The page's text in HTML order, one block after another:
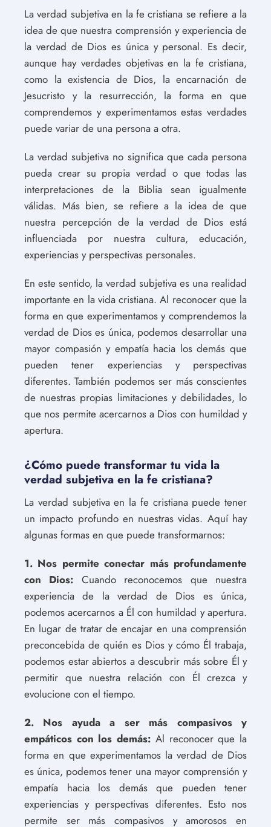
La verdad subjetiva en la fe cristiana se refiere a la
idea de que nuestra comprensión y experiencia de
la verdad de Dios es única y personal. Es decir,
aunque hay verdades objetivas en la fe cristiana,
como la existencia de Dios, la encarnación de
Jesucristo y la resurrección, la forma en que
comprendemos y experimentamos estas verdades
puede variar de una persona a otra.
La verdad subjetiva no significa que cada persona
pueda crear su propia verdad o que todas las
interpretaciones de la Biblia sean igualmente
válidas. Más bien, se refiere a la idea de que
nuestra percepción de la verdad de Dios está
influenciada por nuestra cultura, educación,
experiencias y perspectivas personales.
En este sentido, la verdad subjetiva es una realidad
importante en la vida cristiana. Al reconocer que la
forma en que experimentamos y comprendemos la
verdad de Dios es única, podemos desarrollar una
mayor compasión y empatía hacia los demás que
pueden tener experiencias y perspectivas
diferentes. También podemos ser más conscientes
de nuestras propias limitaciones y debilidades, lo
que nos permite acercarnos a Dios con humildad y
apertura.
¿Cómo puede transformar tu vida la
verdad subjetiva en la fe cristiana?
La verdad subjetiva en la fe cristiana puede tener
un impacto profundo en nuestras vidas. Aquí hay
algunas formas en que puede transformarnos:
1. Nos permite conectar más profundamente
con Dios: Cuando reconocemos que nuestra
experiencia de la verdad de Dios es única,
podemos acercarnos a Él con humildad y apertura.
En lugar de tratar de encajar en una comprensión
preconcebida de quién es Dios y cómo Él trabaja,
podemos estar abiertos a descubrir más sobre Él y
permitir que nuestra relación con Él crezca y
evolucione con el tiempo.
2. Nos ayuda a ser más compasivos y
empáticos con los demás: Al reconocer que la
forma en que experimentamos la verdad de Dios
es única, podemos tener una mayor comprensión y
empatía hacia los demás que pueden tener
experiencias y perspectivas diferentes. Esto nos
permite ser más compasivos y amorosos en